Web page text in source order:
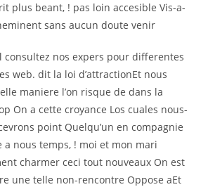
plus beant, ! pas loin accesible Vis-a-
sans aucun doute venir
consultez nos expers pour differentes
web. dit la loi d’attractionEt nous
maniere l’on risque de dans la
On a cette croyance Los cuales nous-
point Quelqu’un en compagnie
nous temps, ! moi et mon mari
charmer ceci tout nouveaux On est
une telle non-rencontre Oppose aEt